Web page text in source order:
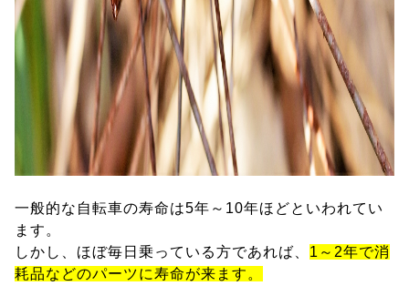
一般的な自転車の寿命は5年～10年ほどといわれてい
ます。
しかし、ほぼ毎日乗っている方であれば、 1～2年で消
耗品などのパーツに寿命が来ます。